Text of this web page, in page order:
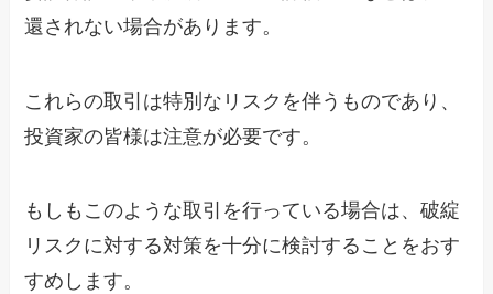
還されない場合があります。
これらの取引は特別なリスクを伴うものであり、
投資家の皆様は注意が必要です。
もしもこのような取引を行っている場合は、破綻
リスクに対する対策を十分に検討することをおす
すめします。